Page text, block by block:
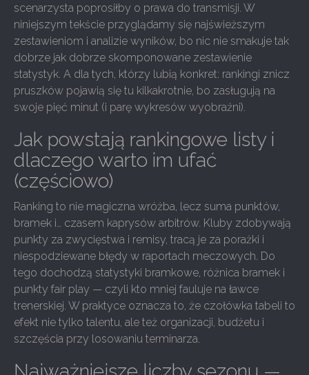
scenarzysta poprosiłby o prawa do transmisji. W
niniejszym tekście przyglądamy się najświeższym
zestawieniom i analizie wyników, bo nic nie smakuje tak
dobrze jak dobrze skomponowane zestawienie
statystyk. A dla tych, którzy lubią konkret: rankingi znicz
pruszków pojawią się tu kilkakrotnie, bo zasługują na
swoje pięć minut (i parę wykresów wyobraźni).
Jak powstają rankingowe listy i
dlaczego warto im ufać
(częściowo)
Ranking to nie magiczna wróżba, lecz suma punktów,
bramek i… czasem kaprysów arbitrów. Kluby zdobywają
punkty za zwycięstwa i remisy, tracą je za porażki i
niespodziewane błędy w raportach meczowych. Do
tego dochodzą statystyki bramkowe, różnica bramek i
punkty fair play — czyli kto mniej fauluje na ławce
trenerskiej. W praktyce oznacza to, że czołówka tabeli to
efekt nie tylko talentu, ale też organizacji, budżetu i
szczęścia przy losowaniu terminarza.